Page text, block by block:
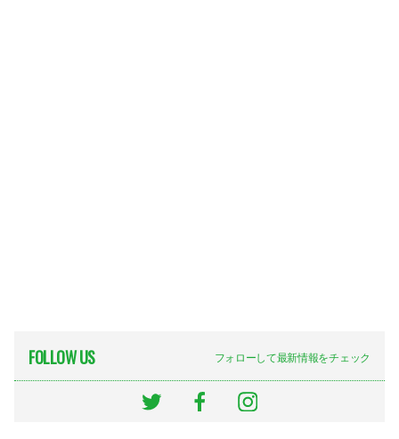
FOLLOW US フォローして最新情報をチェック